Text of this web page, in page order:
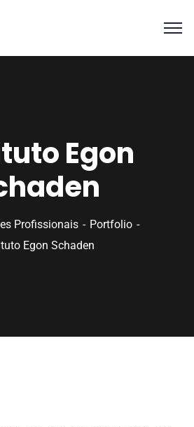
Egon
Profissionais
Portfolio
Egon Schaden